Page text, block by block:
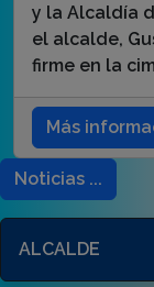
y la Alcaldía
el alcalde,
firme en la
Más
Noticias ...
ALCALDE